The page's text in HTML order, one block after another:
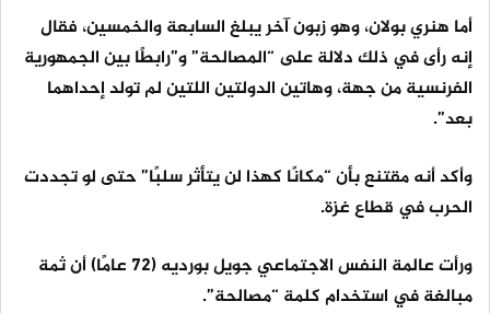
أما هنري بولان، وهو زبون آخر يبلغ السابعة والخمسين، فقال
إنه رأى في ذلك دلالة على “المصالحة” و”رابطًا بين الجمهورية
الفرنسية من جهة، وهاتين الدولتين اللتين لم تولد إحداهما
بعد”.
وأكد أنه مقتنع بأن “مكانًا كهذا لن يتأثر سلبًا” حتى لو تجددت
الحرب في قطاع غزة.
ورأت عالمة النفس الاجتماعي جويل بورديه (72 عامًا) أن ثمة
مبالغة في استخدام كلمة “مصالحة”.